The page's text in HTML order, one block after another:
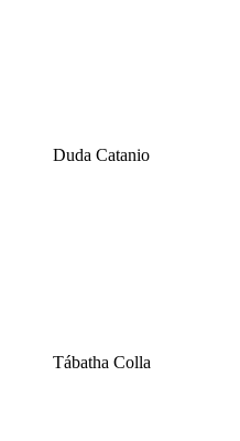
Duda Catanio
Tábatha Colla